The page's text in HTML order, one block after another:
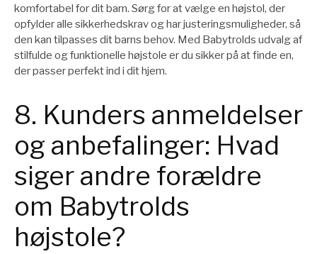
komfortabel for dit barn. Sørg for at vælge en højstol, der
opfylder alle sikkerhedskrav og har justeringsmuligheder, så
den kan tilpasses dit barns behov. Med Babytrolds udvalg af
stilfulde og funktionelle højstole er du sikker på at finde en,
der passer perfekt ind i dit hjem.
8. Kunders anmeldelser
og anbefalinger: Hvad
siger andre forældre
om Babytrolds
højstole?